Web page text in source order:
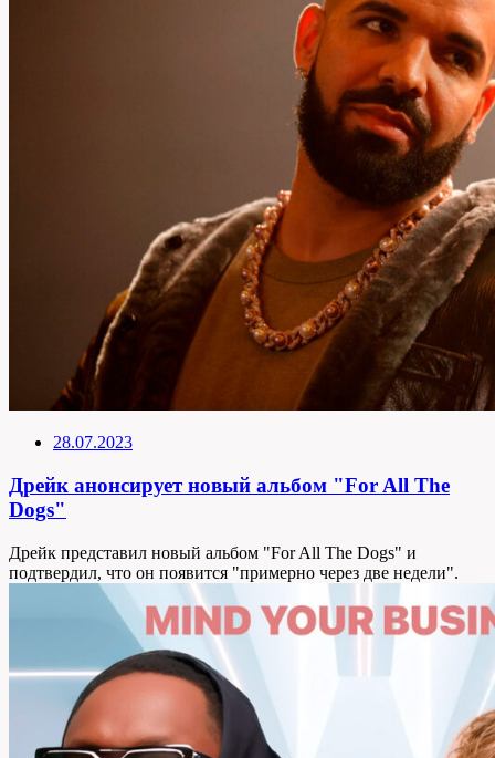
28.07.2023
Дрейк анонсирует новый альбом "For All The
Dogs"
Дрейк представил новый альбом "For All The Dogs" и
подтвердил, что он появится "примерно через две недели".